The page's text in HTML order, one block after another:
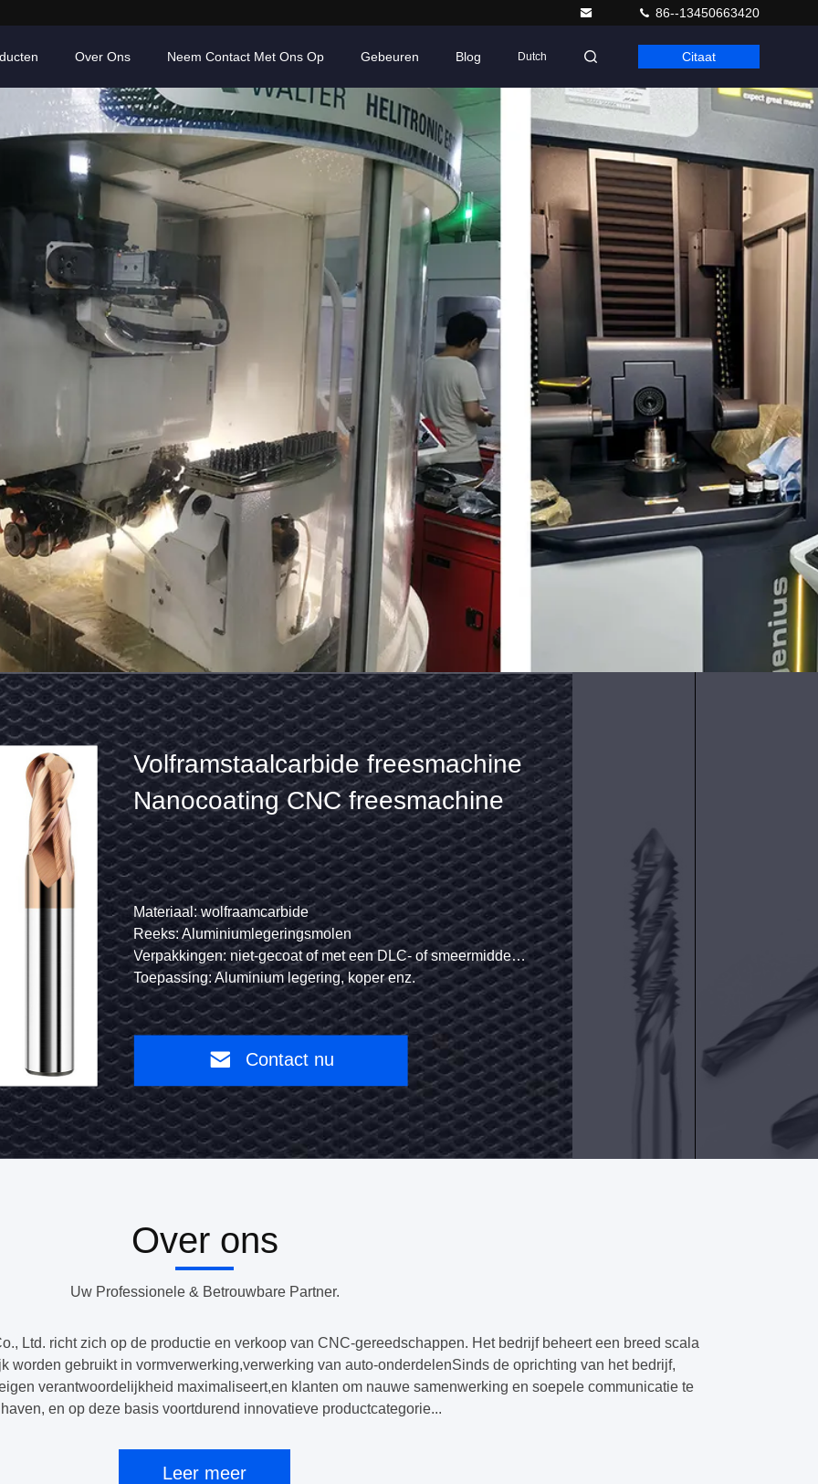
86--13450663420
Over Ons Neem Contact Met Ons Op Gebeuren Blog Dutch Citaat
een DLC- of smeermiddelcoating
Volframstaalcarbide
freesmachine
Nanocoating
CNC
freesmachine
Materiaal: wolfraamcarbide
Reeks: Aluminiumlegeringsmolen
Verpakkingen: niet-gecoat of met een DLC- of smeermiddelcoating
Toepassing: Aluminium legering, koper enz.
Contact
nu
Machine Tap Spiral Tap Tin
Coating Thread Cutting Tap voor
aluminiumlegering
Standaard: Metrische, Britse, Amerikaanse
Afwerking van het oppervlak: Met of zonder tincoating
Type: Snijgereedschap
Gebruik: Machines voor het slijpen
Contact nu
Over ons
Uw Professionele & Betrouwbare Partner.
Ltd. richt zich op de productie en verkoop van CNC-gereedschappen. Het bedrijf beheert een breed scala
worden gebruikt in vormverwerking,verwerking van auto-onderdelenSinds de oprichting van het bedrijf,
verantwoordelijkheid maximaliseert,en klanten om nauwe samenwerking en soepele communicatie te
en op deze basis voortdurend innovatieve productcategorie...
Leer meer